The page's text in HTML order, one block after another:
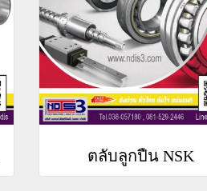
ตลับลูกปืน NSK